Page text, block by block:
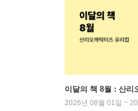
이달의 책 8월 : 산리
2026년 08월 01일 ~